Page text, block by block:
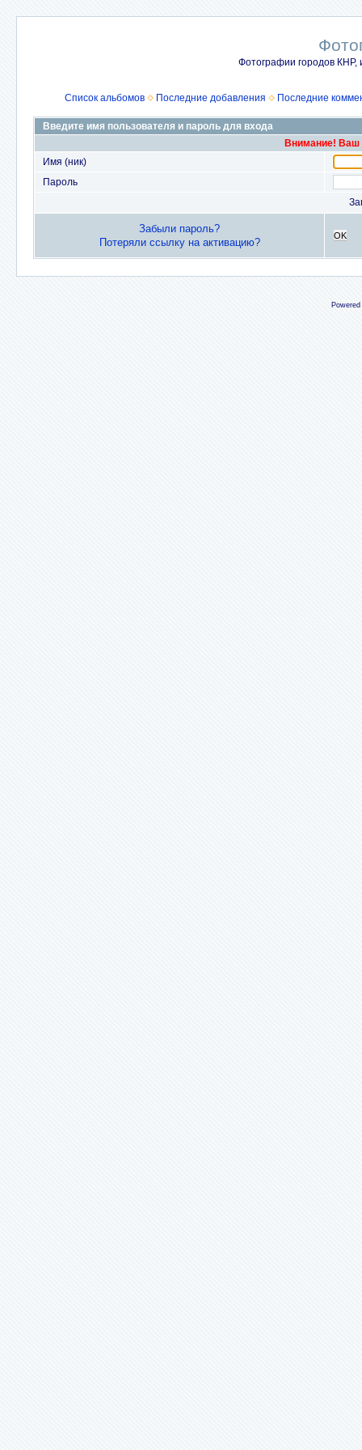
Фотографии городов КНР,
Список альбомов Последние добавления Последние
Введите имя пользователя и пароль для входа
Внимание! Ваш
Имя (ник)
Пароль
Забыли пароль?
Потеряли ссылку на активацию?
OK